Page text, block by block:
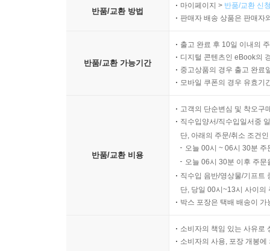
반품/교환 방법
마이페이지 > 반품/교환 신
판매자 배송 상품은 판매자
반품/교환 가능기간
출고 완료 후 10일 이내의
디지털 콘텐츠인 eBook의
중고상품의 경우 출고 완료
모바일 쿠폰의 경우 유효기
반품/교환 비용
고객의 단순변심 및 착오구
직수입양서/직수입일서중
단, 아래의 주문/취소 조건
오늘 00시 ~ 06시 30분
오늘 06시 30분 이후 주
직수입 음반/영상물/기프트
단, 당일 00시~13시 사이의
박스 포장은 택배 배송이
소비자의 책임 있는 사유로
소비자의 사용, 포장 개봉